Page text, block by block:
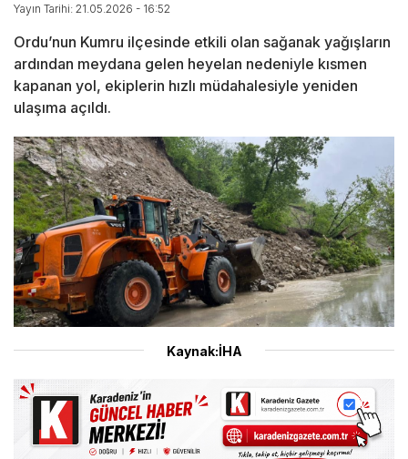
Yayın Tarihi: 21.05.2026 - 16:52
Ordu’nun Kumru ilçesinde etkili olan sağanak yağışların
ardından meydana gelen heyelan nedeniyle kısmen
kapanan yol, ekiplerin hızlı müdahalesiyle yeniden
ulaşıma açıldı.
Kaynak:İHA